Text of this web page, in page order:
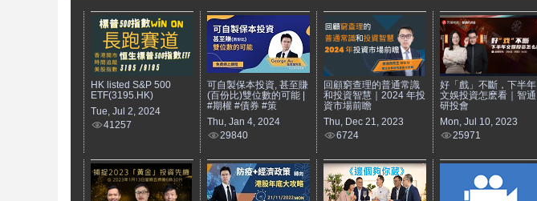
HK listed S&P 500
ETF(3195.HK)
Tue, Jul 2, 2024
41257
可自製保本投資, 甚至賺
(百份比)雙位數的可能 |
#期權 #債券 #策
Thu, Jan 4, 2024
29840
回顧窮查理的普通常識
和投資智慧｜2024 年投
資市場前瞻
Thu, Dec 21, 2023
6724
好「戲」不斷，下半年
文娛投資怎麽看｜智通
研投會
Mon, Jul 10, 2023
25971